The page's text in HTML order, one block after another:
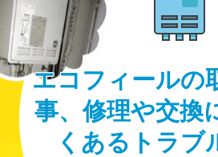
エコフィールの
事、修理や交換
くあるトラブ